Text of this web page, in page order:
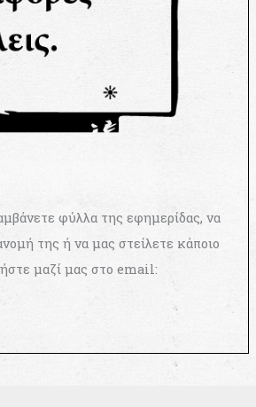
φύλλα της εφημερίδας, να
της ή να μας στείλετε κάποιο
μαζί μας στο email: